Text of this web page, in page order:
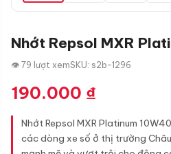
Nhớt Repsol MXR
👁 79 lượt xemSKU: s2b-1296
190.000 ₫
Nhớt Repsol MXR Platinum
các dòng xe số ở thị trường